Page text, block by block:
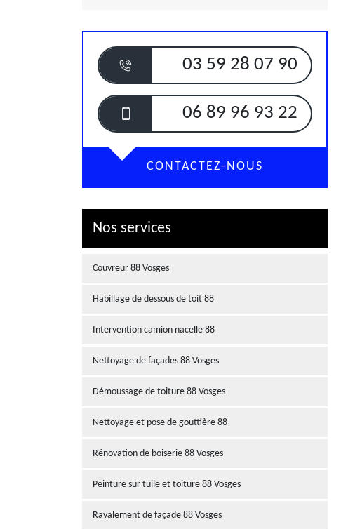
03 59 28 07 90
06 89 96 93 22
CONTACTEZ-NOUS
Nos services
Couvreur 88 Vosges
Habillage de dessous de toit 88
Intervention camion nacelle 88
Nettoyage de façades 88 Vosges
Démoussage de toiture 88 Vosges
Nettoyage et pose de gouttière 88
Rénovation de boiserie 88 Vosges
Peinture sur tuile et toiture 88 Vosges
Ravalement de façade 88 Vosges